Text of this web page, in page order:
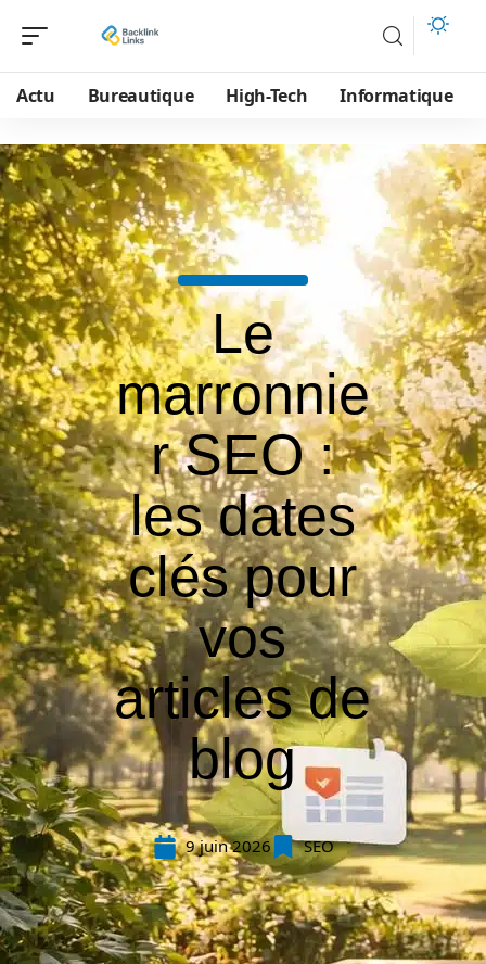
Actu Bureautique High-Tech Informatique
Le
marronnie
r SEO :
les dates
clés pour
vos
articles de
blog
9 juin 2026 SEO